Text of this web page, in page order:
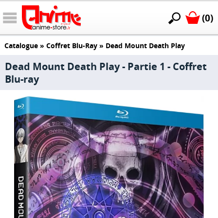
(0)
Catalogue» Coffret Blu-Ray» Dead Mount Death Play
Dead Mount Death Play - Partie 1 - Coffret
Blu-ray